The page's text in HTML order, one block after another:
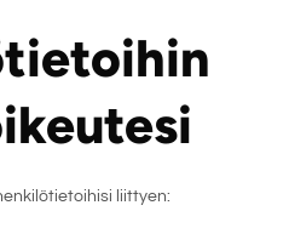
liittyen: